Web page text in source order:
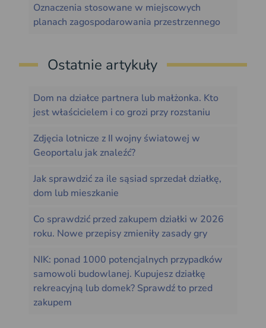
Oznaczenia stosowane w miejscowych
planach zagospodarowania przestrzennego
Ostatnie artykuły
Dom na działce partnera lub małżonka. Kto
jest właścicielem i co grozi przy rozstaniu
Zdjęcia lotnicze z II wojny światowej w
Geoportalu jak znaleźć?
Jak sprawdzić za ile sąsiad sprzedał działkę,
dom lub mieszkanie
Co sprawdzić przed zakupem działki w 2026
roku. Nowe przepisy zmieniły zasady gry
NIK: ponad 1000 potencjalnych przypadków
samowoli budowlanej. Kupujesz działkę
rekreacyjną lub domek? Sprawdź to przed
zakupem